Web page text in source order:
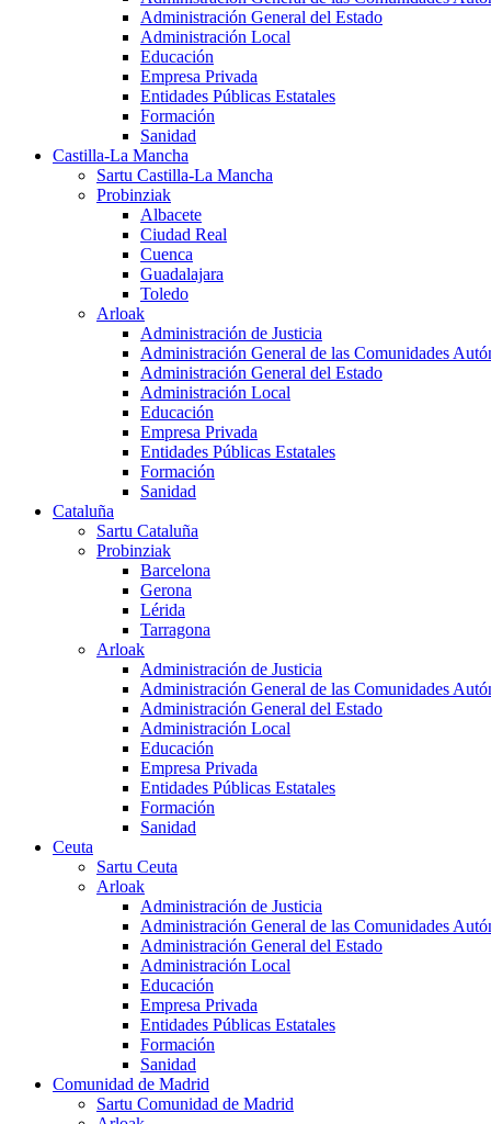
Administración General del Estado
Administración Local
Educación
Empresa Privada
Entidades Públicas Estatales
Formación
Sanidad
Castilla-La Mancha
Sartu Castilla-La Mancha
Probinziak
Albacete
Ciudad Real
Cuenca
Guadalajara
Toledo
Arloak
Administración de Justicia
Administración General de las Comunidades
Administración General del Estado
Administración Local
Educación
Empresa Privada
Entidades Públicas Estatales
Formación
Sanidad
Cataluña
Sartu Cataluña
Probinziak
Barcelona
Gerona
Lérida
Tarragona
Arloak
Administración de Justicia
Administración General de las Comunidades
Administración General del Estado
Administración Local
Educación
Empresa Privada
Entidades Públicas Estatales
Formación
Sanidad
Ceuta
Sartu Ceuta
Arloak
Administración de Justicia
Administración General de las Comunidades
Administración General del Estado
Administración Local
Educación
Empresa Privada
Entidades Públicas Estatales
Formación
Sanidad
Comunidad de Madrid
Sartu Comunidad de Madrid